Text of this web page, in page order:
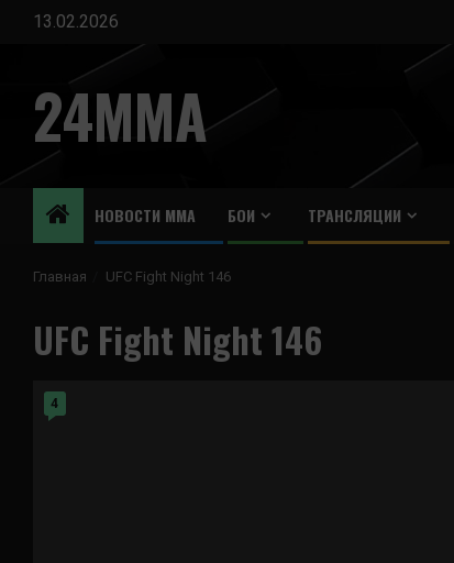
Перейти
содержимому
13.02.2026
24MMA
НОВОСТИ ММА БОИ ТРАНСЛЯЦИИ
Главная UFC Fight Night 146
UFC Fight Night 146
4